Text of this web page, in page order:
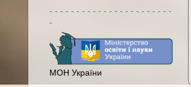
- - - - - - - - - - - - - - - - - - - - - - -
-
МОН України